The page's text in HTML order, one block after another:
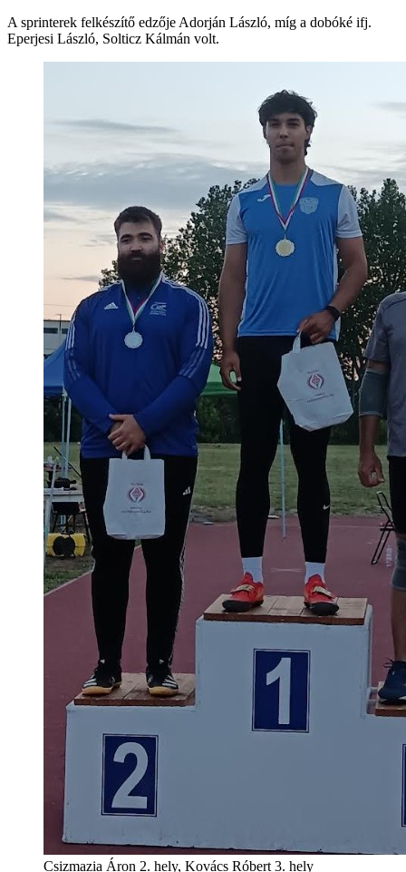
A sprinterek felkészítő edzője Adorján László, míg a dobóké ifj.
Eperjesi László, Solticz Kálmán volt.
Csizmazia Áron 2. hely, Kovács Róbert 3. hely